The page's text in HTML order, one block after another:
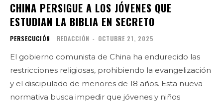
CHINA PERSIGUE A LOS JÓVENES QUE
ESTUDIAN LA BIBLIA EN SECRETO
PERSECUCIÓN REDACCIÓN - OCTUBRE 21, 2025
El gobierno comunista de China ha endurecido las
restricciones religiosas, prohibiendo la evangelización
y el discipulado de menores de 18 años. Esta nueva
normativa busca impedir que jóvenes y niños